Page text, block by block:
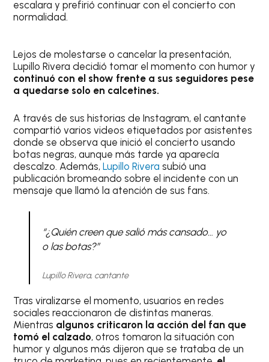
escalara y prefirió continuar con el concierto con
normalidad.
Lejos de molestarse o cancelar la presentación,
Lupillo Rivera decidió tomar el momento con humor y
continuó con el show frente a sus seguidores pese
a quedarse solo en calcetines.
A través de sus historias de Instagram, el cantante
compartió varios videos etiquetados por asistentes
donde se observa que inició el concierto usando
botas negras, aunque más tarde ya aparecía
descalzo. Además, Lupillo Rivera subió una
publicación bromeando sobre el incidente con un
mensaje que llamó la atención de sus fans.
“¿Quién creen que salió más cansado… yo
o las botas?”
Lupillo Rivera, cantante
Tras viralizarse el momento, usuarios en redes
sociales reaccionaron de distintas maneras.
Mientras algunos criticaron la acción del fan que
tomó el calzado, otros tomaron la situación con
humor y algunos más dijeron que se trataba de un